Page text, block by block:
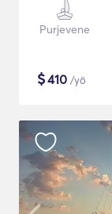
Purjevene
$410 /yö